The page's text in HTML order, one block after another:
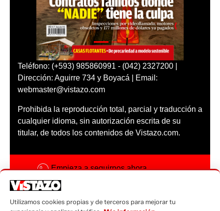
Teléfono: (+593) 985860991 - (042) 2327200 |
Dirección: Aguirre 734 y Boyacá | Email:
webmaster@vistazo.com
Prohibida la reproducción total, parcial y traducción a
cualquier idioma, sin autorización escrita de su
titular, de todos los contenidos de Vistazo.com.
Empieza a seguirnos ahora
Código ética
Utilizamos cookies propias y de terceros para mejorar tu